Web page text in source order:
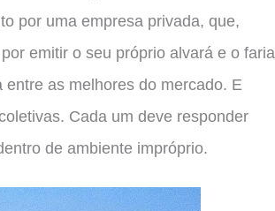
por uma empresa privada, que,
emitir o seu próprio alvará e o faria
as melhores do mercado. E
Cada um deve responder
de ambiente impróprio.